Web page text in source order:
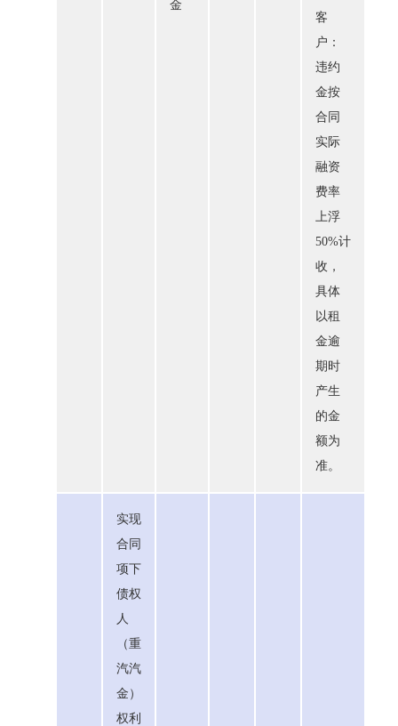
金
客
户：
违约
金按
合同
实际
融资
费率
上浮
50%计
收，
具体
以租
金逾
期时
产生
的金
额为
准。
实现
合同
项下
债权
人
（重
汽汽
金）
权利